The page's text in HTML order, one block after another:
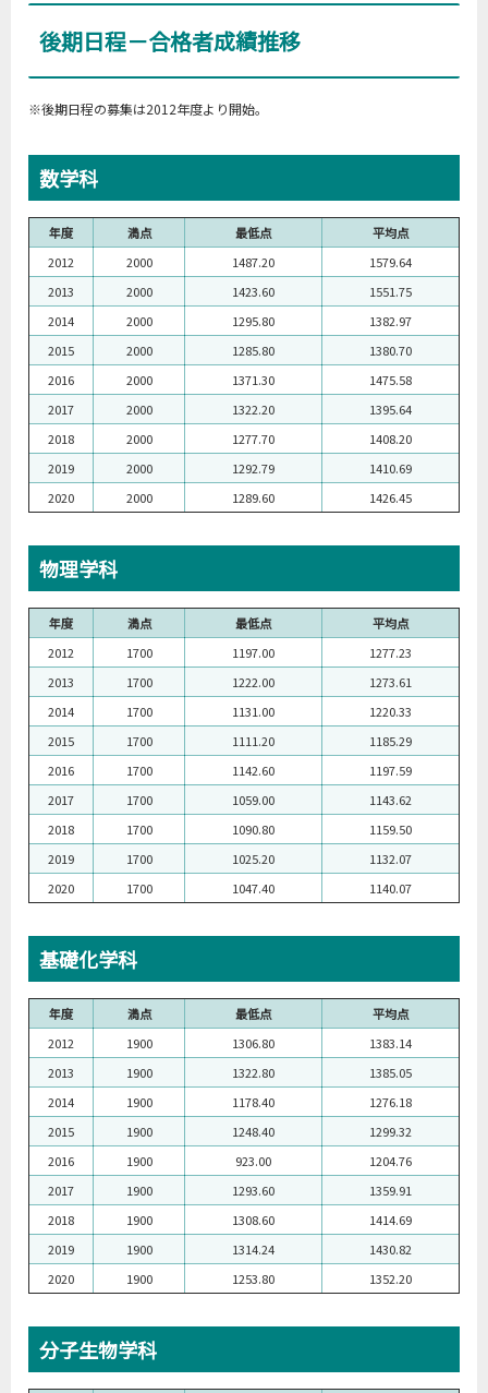
後期日程－合格者成績推移
※後期日程の募集は2012年度より開始。
数学科
年度 満点 最低点
平均点
2012
2000 1487.20
1579.64
2013
2000 1423.60
1551.75
2014
2000 1295.80
1382.97
2015
2000 1285.80
1380.70
2016
2000 1371.30
1475.58
2017
2000 1322.20
1395.64
2018
2000 1277.70
1408.20
2019
2000 1292.79
1410.69
2020
2000 1289.60 1426.45
物理学科
年度 満点 最低点
平均点
2012
1700 1197.00
1277.23
2013
1700 1222.00
1273.61
2014
1700 1131.00
1220.33
2015
1700 1111.20
1185.29
2016
1700 1142.60
1197.59
2017
1700 1059.00
1143.62
2018
1700 1090.80
1159.50
2019
1700 1025.20
1132.07
2020
1700 1047.40 1140.07
基礎化学科
年度 満点 最低点
平均点
2012
1900 1306.80
1383.14
2013
1900 1322.80
1385.05
2014
1900 1178.40
1276.18
2015
1900 1248.40
1299.32
2016
1900 923.00
1204.76
2017
1900 1293.60
1359.91
2018
1900 1308.60
1414.69
2019
1900 1314.24
1430.82
2020
1900 1253.80 1352.20
分子生物学科